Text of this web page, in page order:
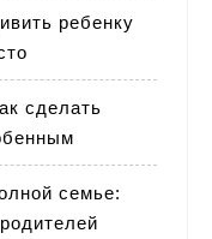
ребенку
сделать
семье: